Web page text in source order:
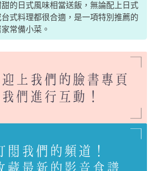
甜的日式風味相當送飯，無論配上日式
台式料理都很合適，是一項特別推薦的
家常備小菜。